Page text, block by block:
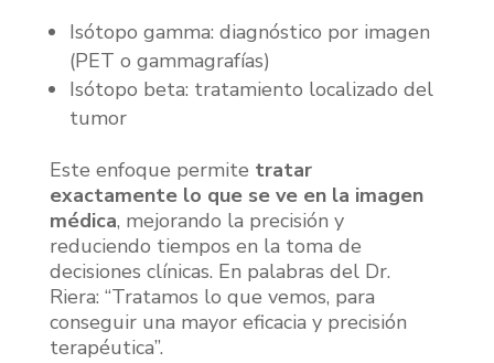
Isótopo gamma: diagnóstico por imagen
(PET o gammagrafías)
Isótopo beta: tratamiento localizado del
tumor
Este enfoque permite tratar
exactamente lo que se ve en la imagen
médica, mejorando la precisión y
reduciendo tiempos en la toma de
decisiones clínicas. En palabras del Dr.
Riera: “Tratamos lo que vemos, para
conseguir una mayor eficacia y precisión
terapéutica”.